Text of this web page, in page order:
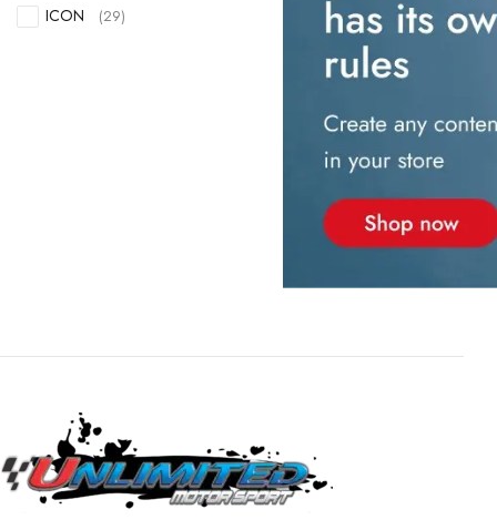
ICON (29)